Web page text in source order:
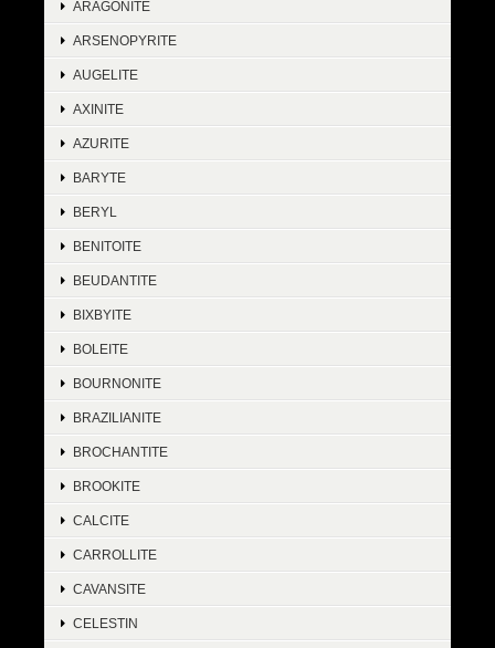
ARAGONITE
ARSENOPYRITE
AUGELITE
AXINITE
AZURITE
BARYTE
BERYL
BENITOITE
BEUDANTITE
BIXBYITE
BOLEITE
BOURNONITE
BRAZILIANITE
BROCHANTITE
BROOKITE
CALCITE
CARROLLITE
CAVANSITE
CELESTIN